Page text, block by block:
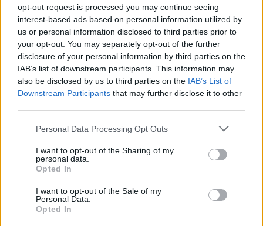
opt-out request is processed you may continue seeing
interest-based ads based on personal information utilized by
us or personal information disclosed to third parties prior to
your opt-out. You may separately opt-out of the further
disclosure of your personal information by third parties on the
IAB’s list of downstream participants. This information may
also be disclosed by us to third parties on the IAB’s List of
Downstream Participants that may further disclose it to other
Personal Data Processing Opt Outs
I want to opt-out of the Sharing of my
personal data.
Opted In
I want to opt-out of the Sale of my
Personal Data.
Opted In
KEDVES OLVASÓNK!
A keresett cikk a portfolio.hu hírarchívumához
tartozik, melynek olvasása előfizetéses
regisztrációhoz kötött.
Kötéslisták: BÉT elmúlt 2 év napon belüli
kötéslistái